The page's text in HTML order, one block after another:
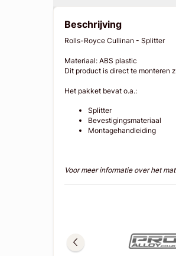
Beschrijving
Rolls-Royce Cullinan - Splitter
Materiaal: ABS plastic
Dit product is direct te monteren
Het pakket bevat o.a.:
Splitter
Bevestigingsmateriaal
Montagehandleiding
Voor meer informatie over het